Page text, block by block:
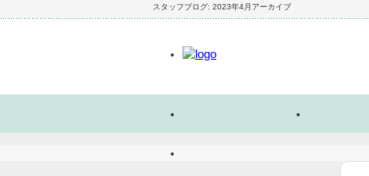
スタッフブログ: 2023年4月アーカイブ